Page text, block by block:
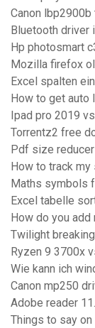
Canon
Bluetooth driver
Hp photosmart
Mozilla firefox
Excel spalten
How to get
Ipad pro 2019
Torrentz2 free
Pdf size
How to track
Maths symbols
Excel tabelle
How do you
Twilight
Ryzen 9 3700x
Wie kann ich
Canon mp250
Adobe reader
Things to say